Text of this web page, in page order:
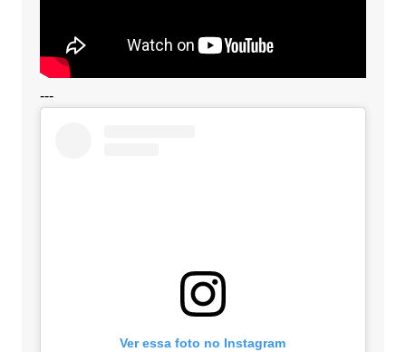
---
Ver essa foto no Instagram